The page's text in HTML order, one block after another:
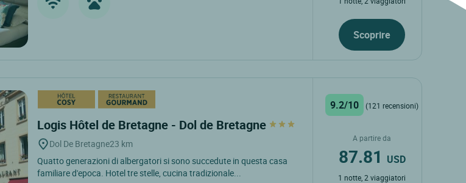
Scoprire
Logis Hôtel de Bretagne - Dol de Bretagne
Dol De Bretagne23 km
Quatto generazioni di albergatori si sono succedute in questa casa
familiare d'epoca. Hotel tre stelle, cucina tradizionale...
9.2/10 (121 recensioni)
A partire da
87.81 USD
1 notte, 2 viaggiatori